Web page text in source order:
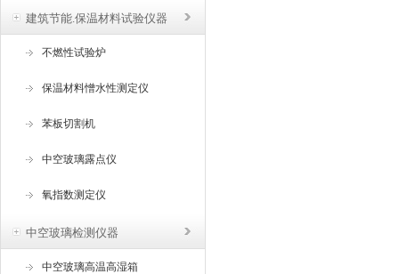
建筑节能.保温材料试验仪器
不燃性试验炉
保温材料憎水性测定仪
苯板切割机
中空玻璃露点仪
氧指数测定仪
中空玻璃检测仪器
中空玻璃高温高湿箱